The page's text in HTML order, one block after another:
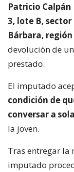
Patricio
3, lote B,
Bárbara,
devolución de
prestado.
El imputado
condición de
conversar a
la joven.
Tras entregar la
imputado